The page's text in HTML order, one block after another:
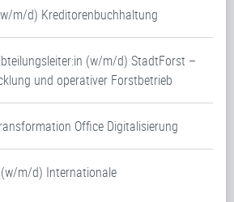
m/d) Kreditorenbuchhaltung
(w/m/d) StadtForst –
und operativer Forstbetrieb
Office Digitalisierung
m/d) Internationale